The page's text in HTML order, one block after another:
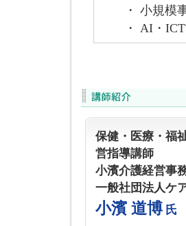
・ 小規模事
・ AI・ICT
保健・医療・福
営指導講師
小濱介護経営事
一般社団法人ケ
小濱 道博氏